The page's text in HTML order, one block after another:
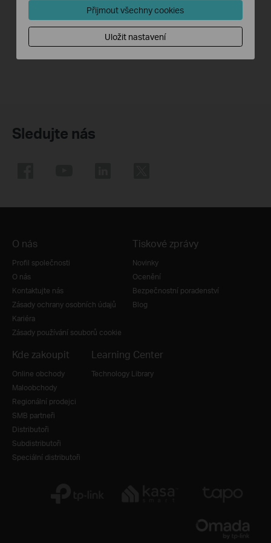
In Client mode, the access point connects your wired devices to a wireless network. This mode is suitable when you have a wired device with an Ethernet port and no wireless capability, for example, a smart TV, media player, or game console and you want to connect it to the internet wirelessly.
Více
Sledujte nás
O nás
Profil společnosti
O nás
Kontaktujte nás
Zásady ochrany osobních údajů
Kariéra
Zásady používání souborů cookie
Tiskové zprávy
Novinky
Ocenění
Bezpečnostní poradenství
Blog
Kde zakoupit
Online obchody
Maloobchody
Regionální prodejci
SMB partneři
Distributoři
Subdistributoři
Speciální distributoři
Learning Center
Technology Library
Přijmout všechny cookies
Uložit nastavení